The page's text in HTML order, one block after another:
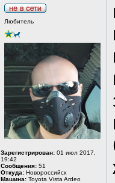
Любитель
Зарегистрирован: 01 июл 2017,
19:42
Сообщения: 51
Откуда: Новороссийск
Машина: Toyota Vista Ardeo